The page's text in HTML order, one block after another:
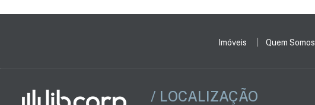
Imóveis Quem Somos
/ LOCALIZAÇÃO